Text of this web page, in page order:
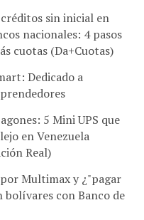
sin inicial en
nacionales: 4 pasos
cuotas (Da+Cuotas)
Dedicado a
5 Mini UPS que
en Venezuela
Real)
Multimax y ¿"pagar
bolívares con Banco de